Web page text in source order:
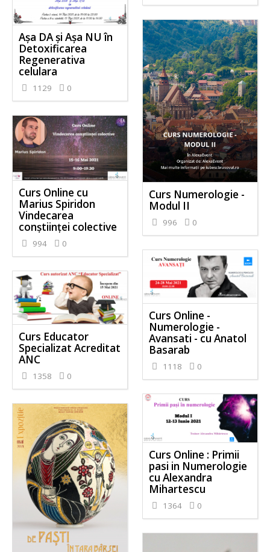
Așa DA și Așa NU în
Detoxificarea
Regenerativa
celulara
1129 0
Curs Numerologie -
Modul II
996 0
Curs Online cu
Marius Spiridon
Vindecarea
conștiinței colective
994 0
Curs Online -
Numerologie -
Avansati - cu Anatol
Basarab
1118 0
Curs Educator
Specializat Acreditat
ANC
1358 0
Curs Online : Primii
pasi in Numerologie
cu Alexandra
Mihartescu
1364 0